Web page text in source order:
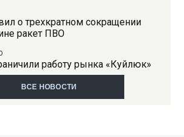
о трехкратном сокращении
ракет ПВО
работу рынка «Куйлюк»
ВСЕ НОВОСТИ